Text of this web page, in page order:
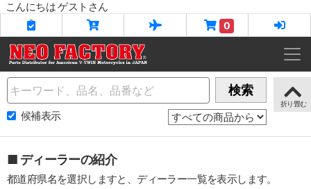
こんにちは ゲストさん
0
Name 検索
候補表示
■ ディーラーの紹介
都道府県名を選択しますと、ディーラー一覧を表示します。